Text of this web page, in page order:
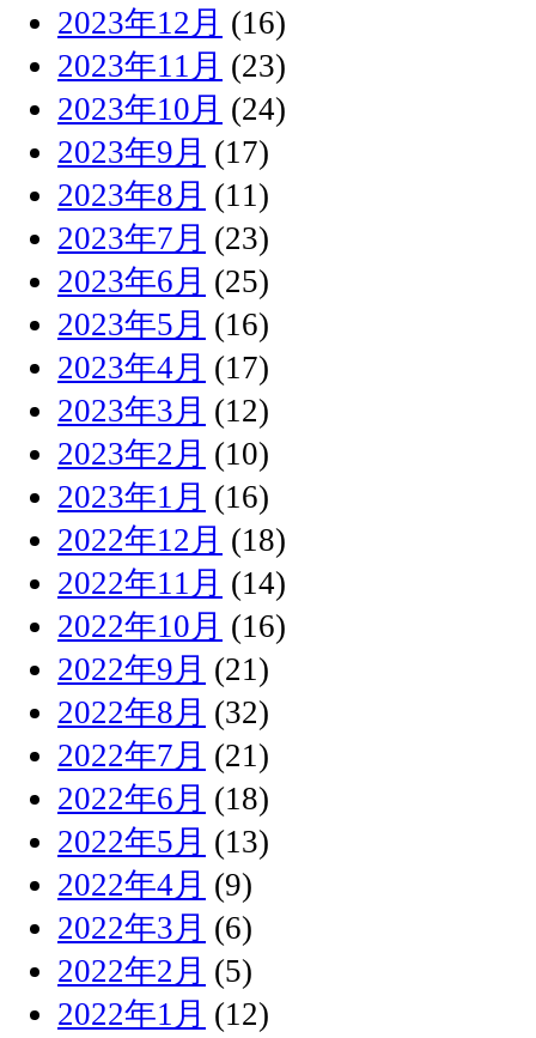
2023年12月 (16)
2023年11月 (23)
2023年10月 (24)
2023年9月 (17)
2023年8月 (11)
2023年7月 (23)
2023年6月 (25)
2023年5月 (16)
2023年4月 (17)
2023年3月 (12)
2023年2月 (10)
2023年1月 (16)
2022年12月 (18)
2022年11月 (14)
2022年10月 (16)
2022年9月 (21)
2022年8月 (32)
2022年7月 (21)
2022年6月 (18)
2022年5月 (13)
2022年4月 (9)
2022年3月 (6)
2022年2月 (5)
2022年1月 (12)